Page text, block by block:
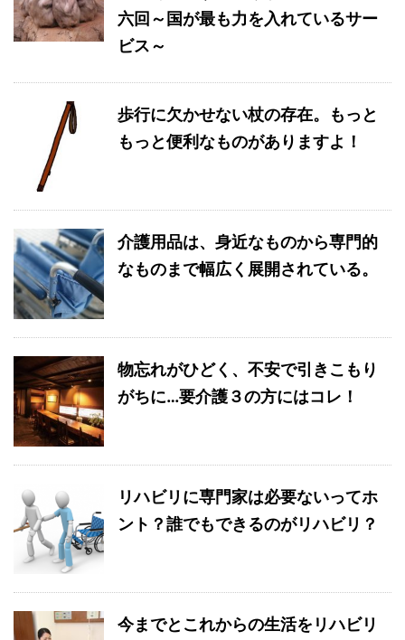
六回～国が最も力を入れているサー
ビス～
歩行に欠かせない杖の存在。もっと
もっと便利なものがありますよ！
介護用品は、身近なものから専門的
なものまで幅広く展開されている。
物忘れがひどく、不安で引きこもり
がちに…要介護３の方にはコレ！
リハビリに専門家は必要ないってホ
ント？誰でもできるのがリハビリ？
今までとこれからの生活をリハビリ